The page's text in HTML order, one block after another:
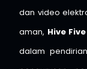
dan video
aman, Hive
dalam